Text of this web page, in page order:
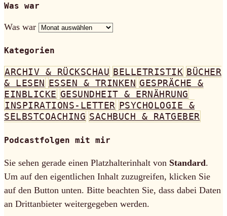
Was war
Was war
Kategorien
ARCHIV & RÜCKSCHAU BELLETRISTIK BÜCHER
& LESEN ESSEN & TRINKEN GESPRÄCHE &
EINBLICKE GESUNDHEIT & ERNÄHRUNG
INSPIRATIONS-LETTER PSYCHOLOGIE &
SELBSTCOACHING SACHBUCH & RATGEBER
Podcastfolgen mit mir
Sie sehen gerade einen Platzhalterinhalt von Standard.
Um auf den eigentlichen Inhalt zuzugreifen, klicken Sie
auf den Button unten. Bitte beachten Sie, dass dabei Daten
an Drittanbieter weitergegeben werden.